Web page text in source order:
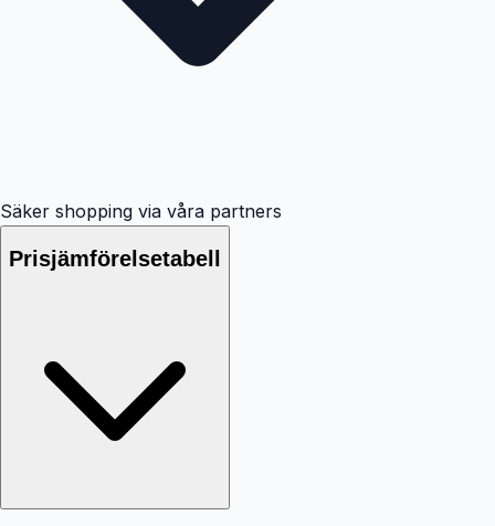
Säker shopping via våra partners
Prisjämförelsetabell